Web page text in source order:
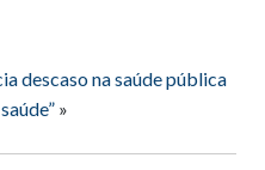
descaso na saúde pública
»